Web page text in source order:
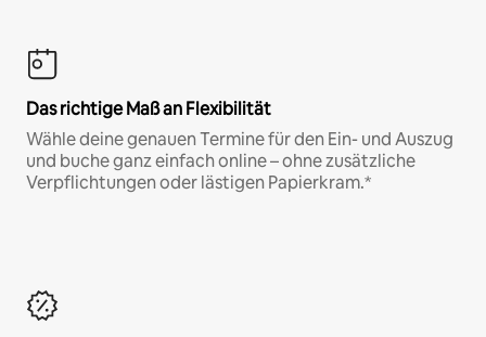
Das richtige Maß an Flexibilität
Wähle deine genauen Termine für den Ein- und Auszug
und buche ganz einfach online – ohne zusätzliche
Verpflichtungen oder lästigen Papierkram.*